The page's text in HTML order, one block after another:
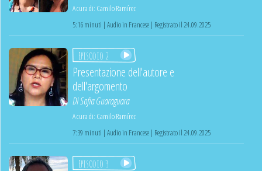
A cura di: Camilo Ramírez
5:16 minuti | Audio in Francese | Registrato il 24.09.2025
Episodio 2
Presentazione dell'autore e
dell'argomento
DiSofia Guaraguara
A cura di: Camilo Ramírez
7:39 minuti | Audio in Francese | Registrato il 24.09.2025
Episodio 3